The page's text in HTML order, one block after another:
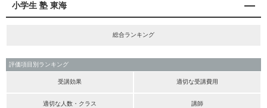
小学生 塾 東海
総合ランキング
評価項目別ランキング
受講効果 適切な受講費用
適切な人数・クラス 講師